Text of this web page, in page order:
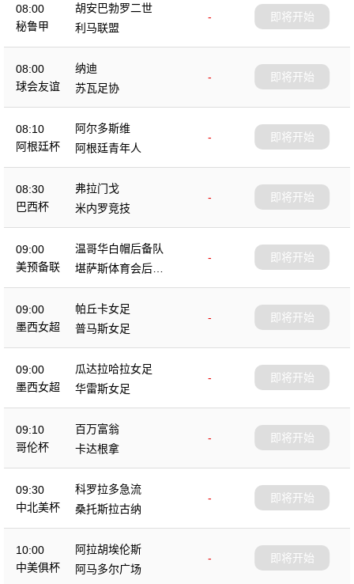
08:00
秘鲁甲
胡安巴勃罗二世
-
利马联盟
即将开始
08:00
球会友谊
纳迪
-
苏瓦足协
即将开始
08:10
阿根廷杯
阿尔多斯维
-
阿根廷青年人
即将开始
08:30
巴西杯
弗拉门戈
-
米内罗竞技
即将开始
09:00
美预备联
温哥华白帽后备队
-
堪萨斯体育会后备
队
即将开始
09:00
墨西女超
帕丘卡女足
-
普马斯女足
即将开始
09:00
墨西女超
瓜达拉哈拉女足
-
华雷斯女足
即将开始
09:10
哥伦杯
百万富翁
-
卡达根拿
即将开始
09:30
中北美杯
科罗拉多急流
-
桑托斯拉古纳
即将开始
10:00
中美俱杯
阿拉胡埃伦斯
-
阿马多尔广场
即将开始